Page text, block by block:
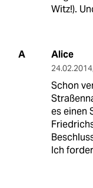
Witz!).
A Alice
24.02.2014,
Schon
es einen
Ich